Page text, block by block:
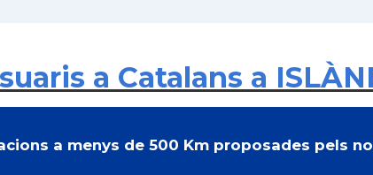
a Catalans a
a menys de 500 Km proposades pels